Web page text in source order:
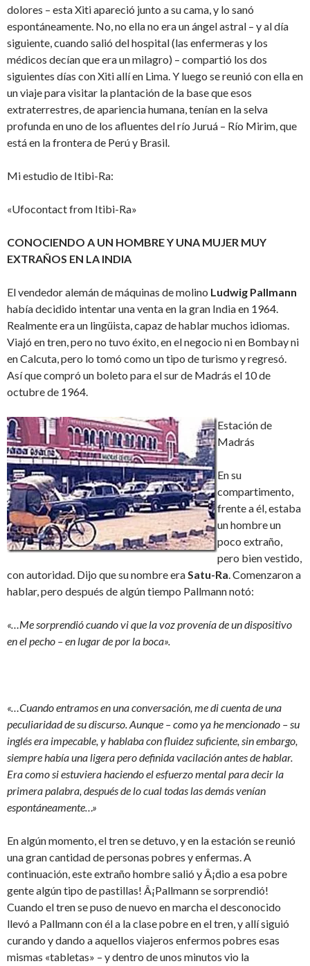
dolores – esta Xiti apareció junto a su cama, y lo sanó
espontáneamente. No, no ella no era un ángel astral – y al día
siguiente, cuando salió del hospital (las enfermeras y los
médicos decían que era un milagro) – compartió los dos
siguientes días con Xiti allí en Lima. Y luego se reunió con ella en
un viaje para visitar la plantación de la base que esos
extraterrestres, de apariencia humana, tenían en la selva
profunda en uno de los afluentes del río Juruá – Río Mirim, que
está en la frontera de Perú y Brasil.
Mi estudio de Itibi-Ra:
«Ufocontact from Itibi-Ra»
CONOCIENDO A UN HOMBRE Y UNA MUJER MUY
EXTRAÑOS EN LA INDIA
El vendedor alemán de máquinas de molino Ludwig Pallmann
había decidido intentar una venta en la gran India en 1964.
Realmente era un lingüista, capaz de hablar muchos idiomas.
Viajó en tren, pero no tuvo éxito, en el negocio ni en Bombay ni
en Calcuta, pero lo tomó como un tipo de turismo y regresó.
Así que compró un boleto para el sur de Madrás el 10 de
octubre de 1964.
Estación de
Madrás
En su
compartimento,
frente a él, estaba
un hombre un
poco extraño,
pero bien vestido,
con autoridad. Dijo que su nombre eraSatu-Ra. Comenzaron a
hablar, pero después de algún tiempo Pallmann notó:
«…Me sorprendió cuando vi que la voz provenía de un dispositivo
en el pecho – en lugar de por la boca».
«…Cuando entramos en una conversación, me di cuenta de una
peculiaridad de su discurso. Aunque – como ya he mencionado – su
inglés era impecable, y hablaba con fluidez suficiente, sin embargo,
siempre había una ligera pero definida vacilación antes de hablar.
Era como si estuviera haciendo el esfuerzo mental para decir la
primera palabra, después de lo cual todas las demás venían
espontáneamente…»
En algún momento, el tren se detuvo, y en la estación se reunió
una gran cantidad de personas pobres y enfermas. A
continuación, este extraño hombre salió y Â¡dio a esa pobre
gente algún tipo de pastillas! Â¡Pallmann se sorprendió!
Cuando el tren se puso de nuevo en marcha el desconocido
llevó a Pallmann con él a la clase pobre en el tren, y allí siguió
curando y dando a aquellos viajeros enfermos pobres esas
mismas «tabletas» – y dentro de unos minutos vio la